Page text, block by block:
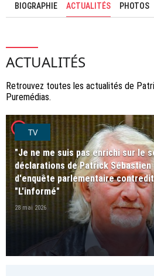
BIOGRAPHIE ACTUALITÉS PHOTOS
ACTUALITÉS
Retrouvez toutes les actualités de
Puremédias.
player2TV
"Je ne me suis pas enrichi sur le
déclarations de Patrick
d'enquête parlementaire
"L'informé"
28 mai 2026